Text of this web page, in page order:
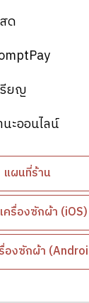
ด
รียญ
ะออนไลน์
แผนที่ร้าน
ครื่องซักผ้า (iOS)
องซักผ้า